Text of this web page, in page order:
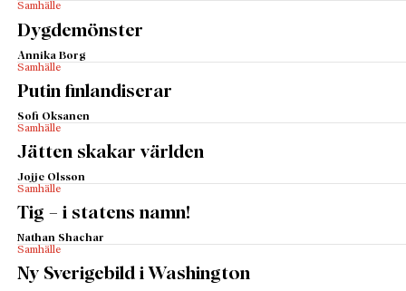
Samhälle
Dygdemönster
Annika Borg
Samhälle
Putin finlandiserar
Sofi Oksanen
Samhälle
Jätten skakar världen
Jojje Olsson
Samhälle
Tig – i statens namn!
Nathan Shachar
Samhälle
Ny Sverigebild i Washington